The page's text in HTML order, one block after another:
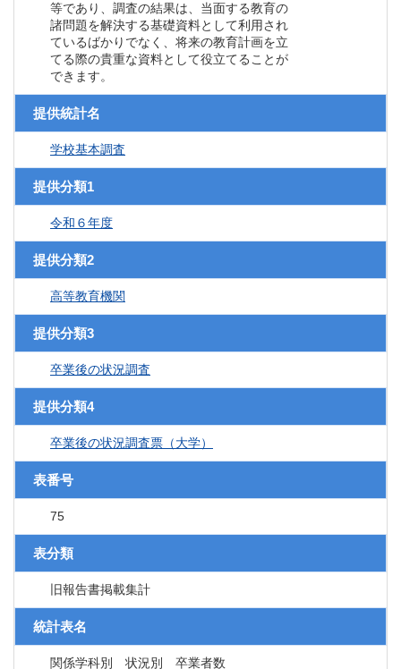
等であり、調査の結果は、当面する教育の
諸問題を解決する基礎資料として利用され
ているばかりでなく、将来の教育計画を立
てる際の貴重な資料として役立てることが
できます。
提供統計名
学校基本調査
提供分類1
令和６年度
提供分類2
高等教育機関
提供分類3
卒業後の状況調査
提供分類4
卒業後の状況調査票（大学）
表番号
75
表分類
旧報告書掲載集計
統計表名
関係学科別 状況別 卒業者数